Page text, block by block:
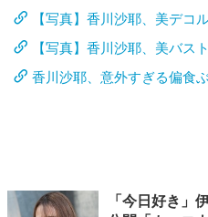
【写真】香川沙耶、美デコ
【写真】香川沙耶、美バス
香川沙耶、意外すぎる偏食
「今日好き」